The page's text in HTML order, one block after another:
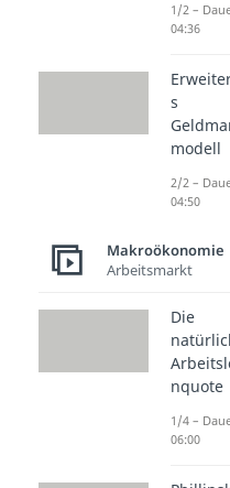
dar. Sie
nach
t
Die
1/2 –
04:36
s
modell
2/2 –
04:50
Makroökonomie
Arbeitsmarkt
Die
nquote
1/4 –
06:00